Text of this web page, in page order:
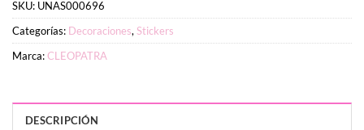
SKU: UNAS000696
Categorías: Decoraciones,Stickers
Marca:CLEOPATRA
DESCRIPCIÓN